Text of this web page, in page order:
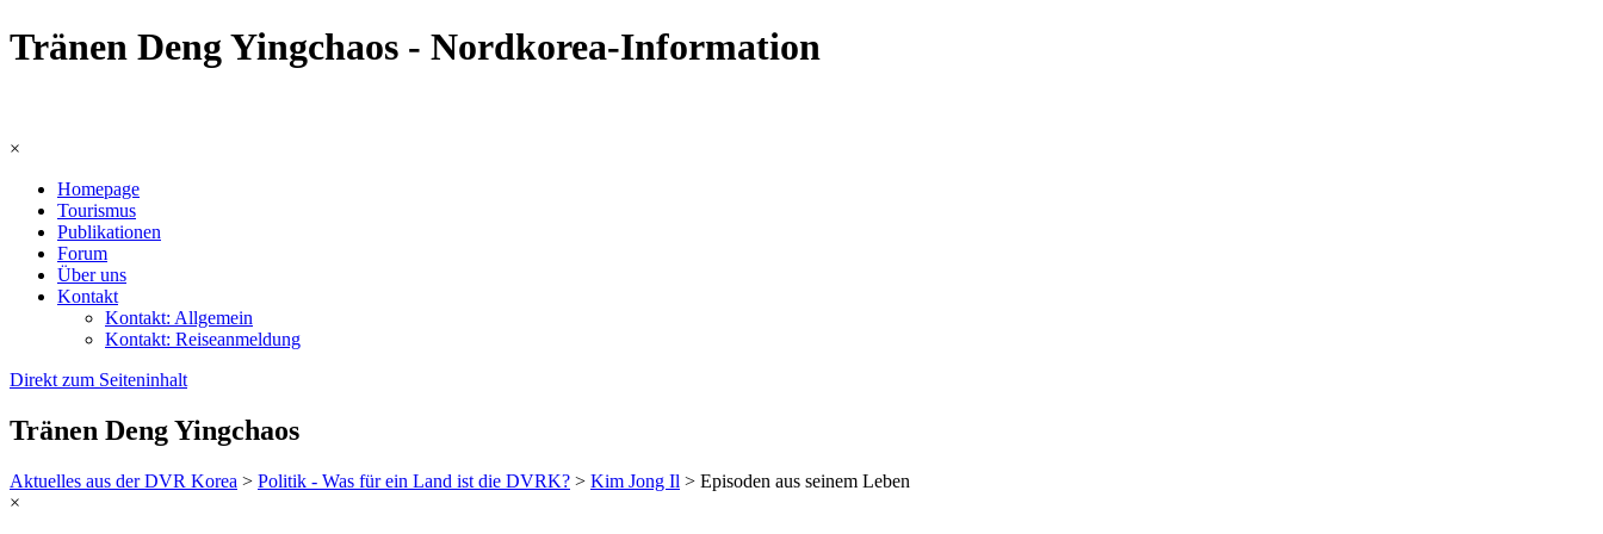
Tränen Deng Yingchaos - Nordkorea-Information
×
Homepage
Tourismus
Publikationen
Forum
Über uns
Kontakt
Kontakt: Allgemein
Kontakt: Reiseanmeldung
Direkt zum Seiteninhalt
Tränen Deng Yingchaos
Aktuelles aus der DVR Korea > Politik - Was für ein Land ist die DVRK? > Kim Jong Il > Episoden aus seinem Leben
×